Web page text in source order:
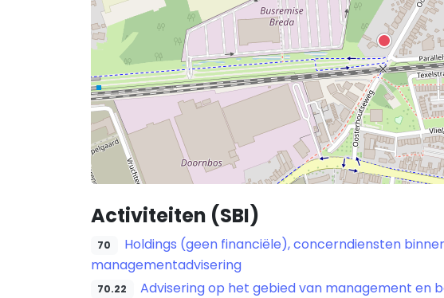
Activiteiten (SBI)
70
Holdings (geen financiële), concerndiensten
managementadvisering
70.22 Advisering op het gebied van management en